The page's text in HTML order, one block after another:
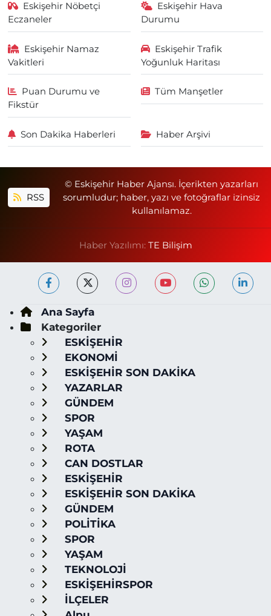
Eskişehir Nöbetçi
Eczaneler
Eskişehir Hava
Durumu
Eskişehir Namaz
Vakitleri
Eskişehir Trafik
Yoğunluk Haritası
Puan Durumu ve
Fikstür
Tüm Manşetler
Son Dakika Haberleri Haber Arşivi
RSS
© Eskişehir Haber Ajansı. İçerikten yazarları
sorumludur; haber, yazı ve fotoğraflar izinsiz
kullanılamaz.
Haber Yazılımı: TE Bilişim
Ana Sayfa
Kategoriler
ESKİŞEHİR
EKONOMİ
ESKİŞEHİR SON DAKİKA
YAZARLAR
GÜNDEM
SPOR
YAŞAM
ROTA
CAN DOSTLAR
ESKİŞEHİR
ESKİŞEHİR SON DAKİKA
GÜNDEM
POLİTİKA
SPOR
YAŞAM
TEKNOLOJİ
ESKİŞEHİRSPOR
İLÇELER